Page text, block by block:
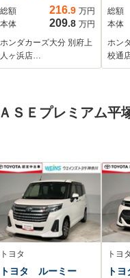
載器
総額 216.9 万円
本体
209.8 万円
ホンダカーズ大分 別府上
人ヶ浜店…
転席
総額
本体
ホン
校通
ＳＥプレミアム平
トヨタ
トヨタ ルーミー
トヨタ
ト